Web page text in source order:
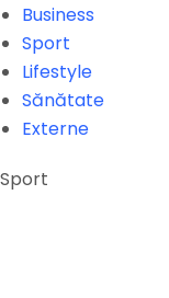
Business
Sport
Lifestyle
Sănătate
Externe
Sport